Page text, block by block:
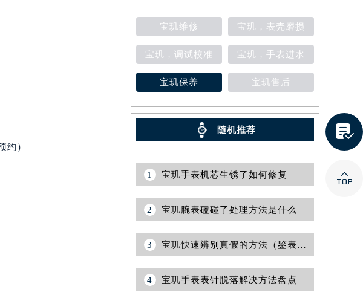
23层2326室（需提前预约）
）
约）
宝玑维修 宝玑，表壳磨损
宝玑，调试校准 宝玑，手表进水
宝玑保养 宝玑售后
随机推荐
1 宝玑手表机芯生锈了如何修复
2 宝玑腕表磕碰了处理方法是什么
3 宝玑快速辨别真假的方法（鉴表技巧与注意事项）
4 宝玑手表表针脱落解决方法盘点

